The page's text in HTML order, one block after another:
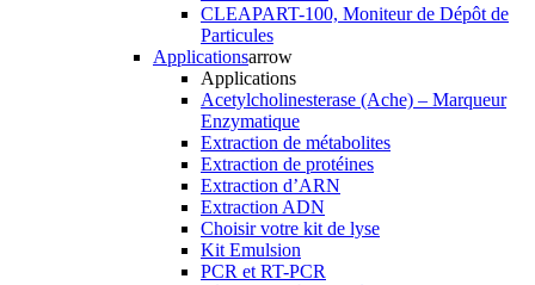
CLEAPART-100, Moniteur de Dépôt de
Particules
Applicationsarrow
Applications
Acetylcholinesterase (Ache) – Marqueur
Enzymatique
Extraction de métabolites
Extraction de protéines
Extraction d’ARN
Extraction ADN
Choisir votre kit de lyse
Kit Emulsion
PCR et RT-PCR